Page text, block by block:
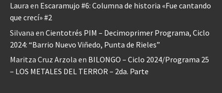
Laura en Escaramujo #6: Columna de historia «Fue cantando
que crecí» #2
Silvana en Cientotrés PIM – Decimoprimer Programa, Ciclo
2024: “Barrio Nuevo Viñedo, Punta de Rieles”
Maritza Cruz Arzola en BILONGO – Ciclo 2024/Programa 25
– LOS METALES DEL TERROR – 2da. Parte